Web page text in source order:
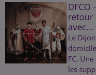
DFCO
retour
avec...
Le
FC.
les